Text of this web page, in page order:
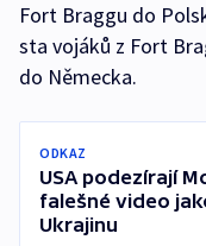
Fort Braggu do
sta vojáků z Fort
do Německa.
ODKAZ
USA podezírají
falešné video
Ukrajinu